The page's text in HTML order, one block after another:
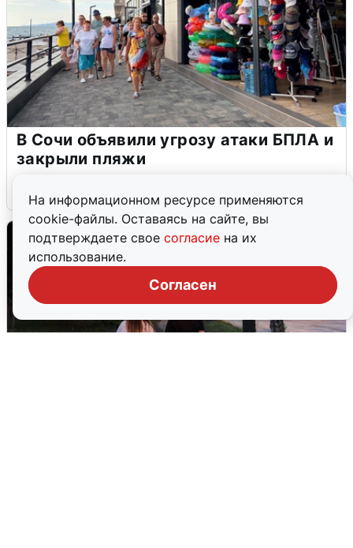
На информационном ресурсе применяются
cookie-файлы. Оставаясь на сайте, вы
подтверждаете свое согласие на их
использование.
Согласен
В Сочи объявили угрозу атаки БПЛА и
закрыли пляжи